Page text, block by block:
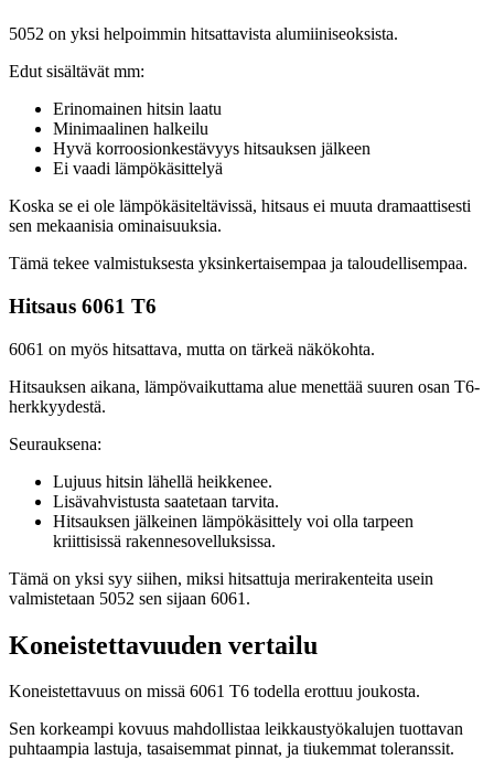
5052 on yksi helpoimmin hitsattavista alumiiniseoksista.
Edut sisältävät mm:
Erinomainen hitsin laatu
Minimaalinen halkeilu
Hyvä korroosionkestävyys hitsauksen jälkeen
Ei vaadi lämpökäsittelyä
Koska se ei ole lämpökäsiteltävissä, hitsaus ei muuta dramaattisesti
sen mekaanisia ominaisuuksia.
Tämä tekee valmistuksesta yksinkertaisempaa ja taloudellisempaa.
Hitsaus 6061 T6
6061 on myös hitsattava, mutta on tärkeä näkökohta.
Hitsauksen aikana, lämpövaikuttama alue menettää suuren osan T6-
herkkyydestä.
Seurauksena:
Lujuus hitsin lähellä heikkenee.
Lisävahvistusta saatetaan tarvita.
Hitsauksen jälkeinen lämpökäsittely voi olla tarpeen
kriittisissä rakennesovelluksissa.
Tämä on yksi syy siihen, miksi hitsattuja merirakenteita usein
valmistetaan 5052 sen sijaan 6061.
Koneistettavuuden vertailu
Koneistettavuus on missä 6061 T6 todella erottuu joukosta.
Sen korkeampi kovuus mahdollistaa leikkaustyökalujen tuottavan
puhtaampia lastuja, tasaisemmat pinnat, ja tiukemmat toleranssit.